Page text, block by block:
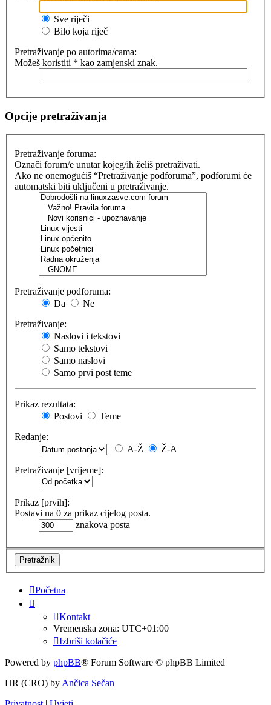
Sve riječi
Bilo koja riječ
Pretraživanje po autorima/cama:
Možeš koristiti * kao zamjenski znak.
Opcije pretraživanja
Pretraživanje foruma:
Označi forum/e unutar kojeg/ih želiš pretraživati.
Ako ne onemogućiš “Pretraživanje podforuma”, podforumi će
automatski biti uključeni u pretraživanje.
Pretraživanje podforuma:
Da
Ne
Pretraživanje:
Naslovi i tekstovi
Samo tekstovi
Samo naslovi
Samo prvi post teme
Prikaz rezultata:
Postovi
Teme
Redanje:
A-Ž
Ž-A
Pretraživanje [vrijeme]:
Prikaz [prvih]:
Postavi na 0 za prikaz cijelog posta.
znakova posta
Početna
Kontakt
Vremenska zona: UTC+01:00
Izbriši kolačiće
Powered by phpBB® Forum Software © phpBB Limited
HR (CRO) by Ančica Sečan